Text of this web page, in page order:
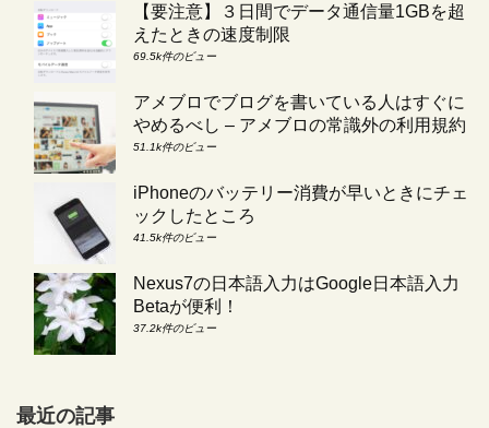
【要注意】３日間でデータ通信量1GBを超
えたときの速度制限
69.5k件のビュー
アメブロでブログを書いている人はすぐに
やめるべし – アメブロの常識外の利用規約
51.1k件のビュー
iPhoneのバッテリー消費が早いときにチェ
ックしたところ
41.5k件のビュー
Nexus7の日本語入力はGoogle日本語入力
Betaが便利！
37.2k件のビュー
最近の記事